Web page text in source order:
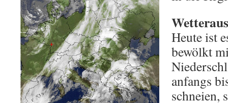
Heute ist
bewölkt
anfangs
schneien,